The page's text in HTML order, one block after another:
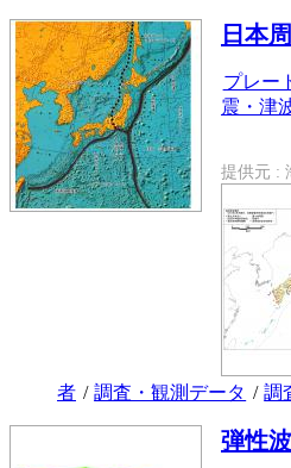
日本
プレー
震・津
提供元 :
者 / 調査・観測データ / 調
弾性